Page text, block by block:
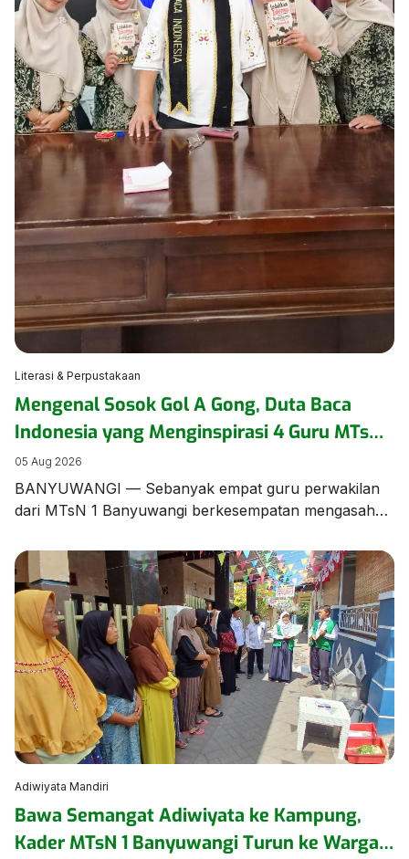
Literasi & Perpustakaan
Mengenal Sosok Gol A Gong, Duta Baca
Indonesia yang Menginspirasi 4 Guru MTsN 1
Banyuwangi dalam Bimtek Menulis Fiksi
Mini
05 Aug 2026
BANYUWANGI — Sebanyak empat guru perwakilan
dari MTsN 1 Banyuwangi berkesempatan mengasah
Menulis Fiksi yang diselenggarakan oleh Dinas
Perpustakaan dan Kearsipan (Dispusip) Kabupaten
Banyuwangi berkolaborasi dengan Dinas Pendidikan
Kabupaten Banyuwangi. Kegiatan berharga ini
menghadirkan sastrawan terkemuka tanah air
sekaligus Duta Baca Indonesia, Gol A Gong, bersama
Komunitas Sahabat Gol […]
Adiwiyata Mandiri
Bawa Semangat Adiwiyata ke Kampung,
Kader MTsN 1 Banyuwangi Turun ke Warga